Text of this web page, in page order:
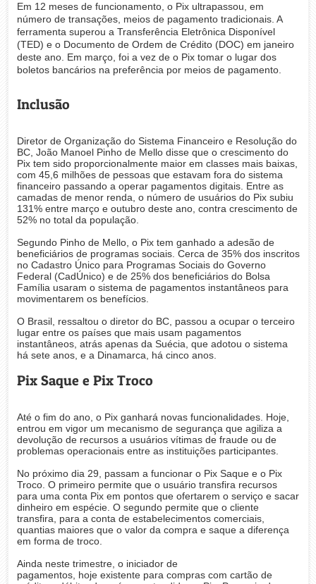
Em 12 meses de funcionamento, o Pix ultrapassou, em
número de transações, meios de pagamento tradicionais. A
ferramenta superou a Transferência Eletrônica Disponível
(TED) e o Documento de Ordem de Crédito (DOC) em janeiro
deste ano. Em março, foi a vez de o Pix tomar o lugar dos
boletos bancários na preferência por meios de pagamento.
Inclusão
Diretor de Organização do Sistema Financeiro e Resolução do
BC, João Manoel Pinho de Mello disse que o crescimento do
Pix tem sido proporcionalmente maior em classes mais baixas,
com 45,6 milhões de pessoas que estavam fora do sistema
financeiro passando a operar pagamentos digitais. Entre as
camadas de menor renda, o número de usuários do Pix subiu
131% entre março e outubro deste ano, contra crescimento de
52% no total da população.
Segundo Pinho de Mello, o Pix tem ganhado a adesão de
beneficiários de programas sociais. Cerca de 35% dos inscritos
no Cadastro Único para Programas Sociais do Governo
Federal (CadÚnico) e de 25% dos beneficiários do Bolsa
Família usaram o sistema de pagamentos instantâneos para
movimentarem os benefícios.
O Brasil, ressaltou o diretor do BC, passou a ocupar o terceiro
lugar entre os países que mais usam pagamentos
instantâneos, atrás apenas da Suécia, que adotou o sistema
há sete anos, e a Dinamarca, há cinco anos.
Pix Saque e Pix Troco
Até o fim do ano, o Pix ganhará novas funcionalidades. Hoje,
entrou em vigor um mecanismo de segurança que agiliza a
devolução de recursos a usuários vítimas de fraude ou de
problemas operacionais entre as instituições participantes.
No próximo dia 29, passam a funcionar o Pix Saque e o Pix
Troco. O primeiro permite que o usuário transfira recursos
para uma conta Pix em pontos que ofertarem o serviço e sacar
dinheiro em espécie. O segundo permite que o cliente
transfira, para a conta de estabelecimentos comerciais,
quantias maiores que o valor da compra e saque a diferença
em forma de troco.
Ainda neste trimestre, o iniciador de
pagamentos, hoje existente para compras com cartão de